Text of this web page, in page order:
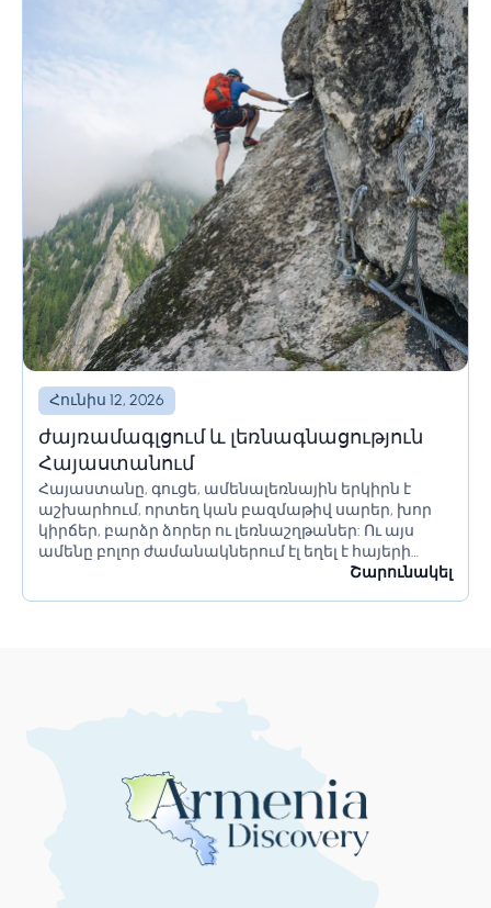
Հունիս 12, 2026
ժայռամագլցում և լեռնագնացություն
Հայաստանում
Հայաստանը, գուցե, ամենալեռնային երկիրն է
աշխարհում, որտեղ կան բազմաթիվ սարեր, խոր
կիրճեր, բարձր ձորեր ու լեռնաշղթաներ: Ու այս
ամենը բոլոր ժամանակներում էլ եղել է հայերի
առավելությունը՝ պատերազմների ու տարբեր
Շարունակել